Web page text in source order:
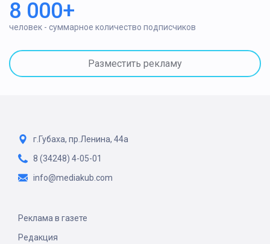
8 000+
человек - суммарное количество подписчиков
Разместить рекламу
г.Губаха, пр.Ленина, 44а
8 (34248) 4-05-01
info@mediakub.com
Реклама в газете
Редакция